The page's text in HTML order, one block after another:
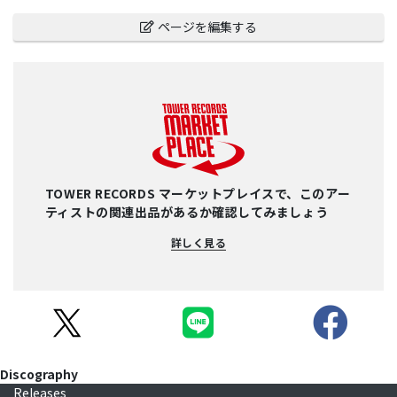
ページを編集する
TOWER RECORDS マーケットプレイスで、このアー
ティストの関連出品があるか確認してみましょう
詳しく見る
Discography
Releases